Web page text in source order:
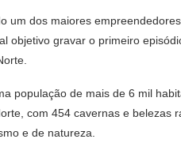
um dos maiores
objetivo gravar o primeiro
população de mais de 6 mil
com 454 cavernas e belezas
e de natureza.